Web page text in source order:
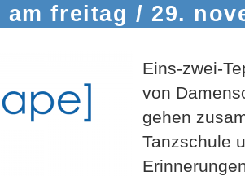
am freitag / 29.
Eins-zwei-
von
gehen
Tanzschule